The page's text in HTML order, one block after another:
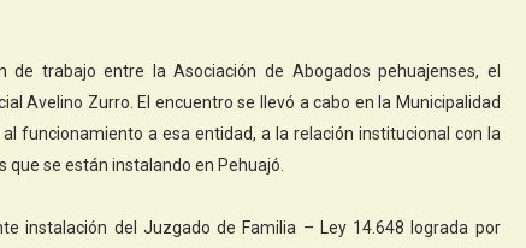
de trabajo entre la Asociación de Abogados pehuajenses, el
Avelino Zurro. El encuentro se llevó a cabo en la Municipalidad
funcionamiento a esa entidad, a la relación institucional con la
que se están instalando en Pehuajó.
instalación del Juzgado de Familia – Ley 14.648 lograda por